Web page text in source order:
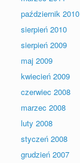
październik 2010
sierpień 2010
sierpień 2009
maj 2009
kwiecień 2009
czerwiec 2008
marzec 2008
luty 2008
styczeń 2008
grudzień 2007